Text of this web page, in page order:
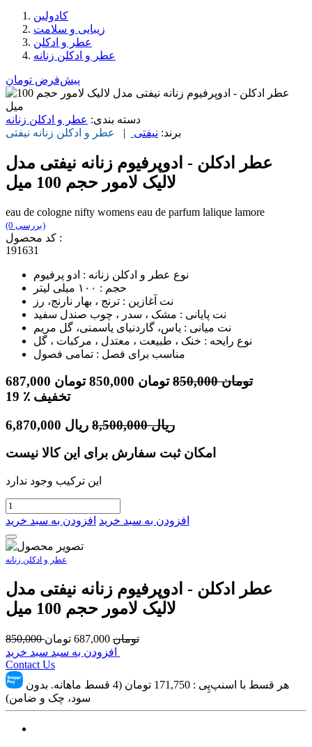
کادولین
زیبایی و سلامت
عطر و ادکلن
عطر و ادکلن زنانه
پیش‌فرض تومان
دسته بندی: عطر و ادکلن زنانه
برند: نیفتی | عطر و ادکلن زنانه نیفتی
عطر ادکلن - ادوپرفیوم زنانه نیفتی مدل
لالیک لامور حجم 100 میل
eau de cologne nifty womens eau de parfum lalique lamore
(0 بررسی)
کد محصول :
191631
نوع عطر و ادکلن زنانه : ادو پرفیوم
حجم : ۱۰۰ میلی لیتر
نت آغازین : ترنج ، بهار نارنج، رز
نت پایانی : مشک ، سدر ، چوب صندل سفید
نت میانی : یاس، گاردنیای یاسمنی، گل مریم
نوع رایحه : خنک ، طبیعت ، معتدل ، مرکبات ، گل
مناسب برای فصل : تمامی فصول
687,000 تومان 850,000تومان 850,000 تومان
19
٪ تخفیف
6,870,000 ریال 8,500,000 ریال
امکان ثبت سفارش برای این کالا نیست
این ترکیب وجود ندارد
افزودن به سبد خرید افزودن به سبد خرید
عطر و ادکلن زنانه
عطر ادکلن - ادوپرفیوم زنانه نیفتی مدل
لالیک لامور حجم 100 میل
850,000 تومان 687,000 تومان
Contact Us
هر قسط با اسنپ‌پِی : 171,750
تومان (4 قسط ماهانه. بدون
سود، چک و ضامن)